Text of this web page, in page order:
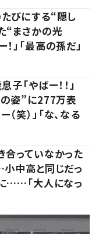
びにする“隠し
“まさかの光
」「最高の孫だ」
「やばー！！」
姿”に277万表
笑）」「な、なる
合っていなかった
中高と同じだっ
……「大人になっ